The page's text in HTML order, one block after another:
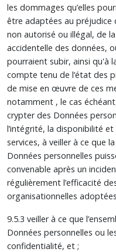
les dommages qu’elles
être adaptées au
non autorisé ou illégal, de
accidentelle des données,
pourraient subir, ainsi qu'à
compte tenu de l’état des
de mise en œuvre de ces
notamment , le cas
crypter des Données
l’intégrité, la disponibilité
services, à veiller à ce que
Données personnelles
convenable après un
régulièrement l’efficacité
organisationnelles
9.5.3 veiller à ce que
Données personnelles ou
confidentialité, et ;